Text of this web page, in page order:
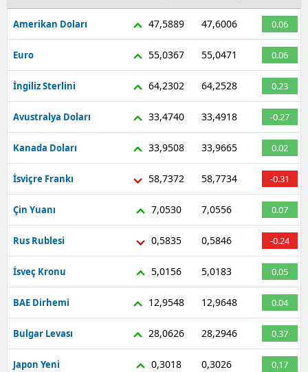
Amerikan Doları 47,5889 47,6006 0.06
Euro 55,0367 55,0471 0.06
İngiliz Sterlini 64,2302 64,2528 0.23
Avustralya Doları 33,4740 33,4918 -0.27
Kanada Doları 33,9508 33,9665 0.02
İsviçre Frankı 58,7372 58,7734 -0.31
Çin Yuanı 7,0530 7,0556 0.07
Rus Rublesi 0,5835 0,5846 -0.24
İsveç Kronu 5,0156 5,0183 0.05
BAE Dirhemi 12,9548 12,9648 0.04
Bulgar Levası 28,0626 28,2946 0.37
Japon Yeni 0,3018 0,3026 0.17